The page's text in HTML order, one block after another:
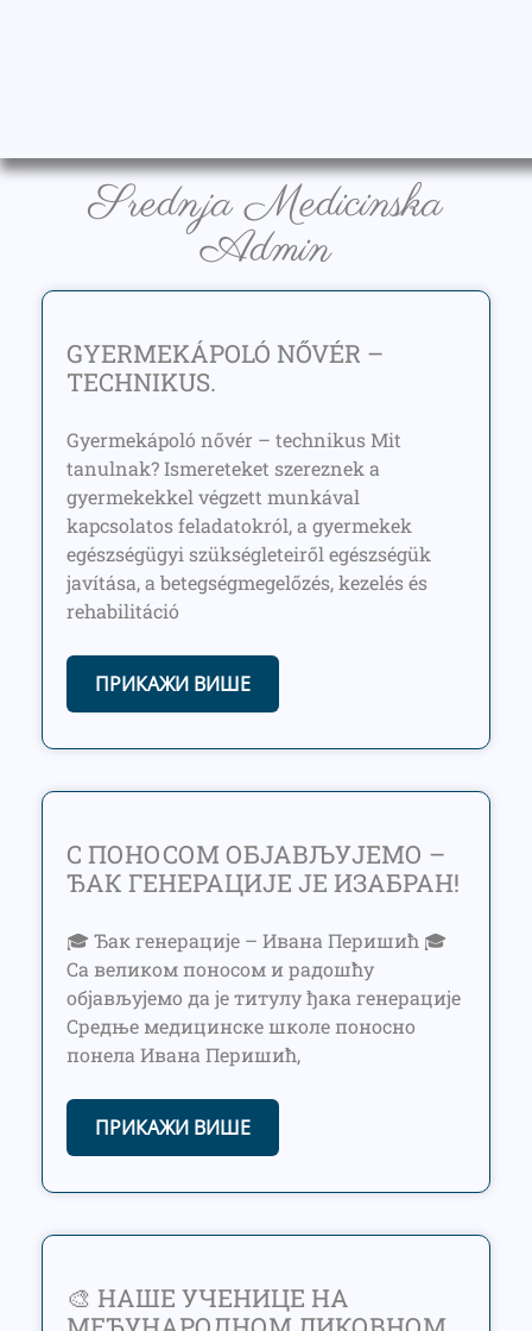
Srednja Medicinska
Admin
GYERMEKÁPOLÓ NŐVÉR –
TECHNIKUS.
Gyermekápoló nővér – technikus Mit
tanulnak? Ismereteket szereznek a
gyermekekkel végzett munkával
kapcsolatos feladatokról, a gyermekek
egészségügyi szükségleteiről egészségük
javítása, a betegségmegelőzés, kezelés és
rehabilitáció
ПРИКАЖИ ВИШЕ
С ПОНОСОМ ОБЈАВЉУЈЕМО –
ЂАК ГЕНЕРАЦИЈЕ ЈЕ ИЗАБРАН!
🎓 Ђак генерације – Ивана Перишић 🎓
Са великом поносом и радошћу
објављујемо да је титулу ђака генерације
Средње медицинске школе поносно
понела Ивана Перишић,
ПРИКАЖИ ВИШЕ
🎨 НАШЕ УЧЕНИЦЕ НА